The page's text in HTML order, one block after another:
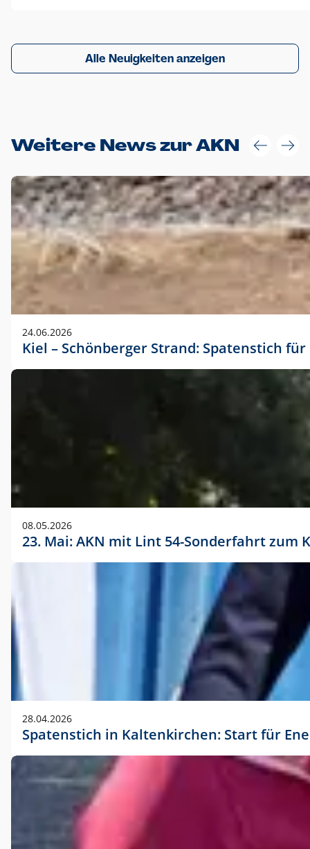
Alle Neuigkeiten anzeigen
Weitere News zur AKN
24.06.2026
Kiel – Schönberger Strand: Spatenstich
08.05.2026
23. Mai: AKN mit Lint 54-Sonderfahrt
28.04.2026
Spatenstich in Kaltenkirchen: Start für